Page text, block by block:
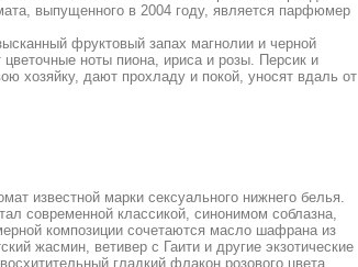
выпущенного в 2004 году, является парфюмер
фруктовый запах магнолии и черной
ноты пиона, ириса и розы. Персик и
хозяйку, дают прохладу и покой, уносят вдаль от
известной марки сексуального нижнего белья.
современной классикой, синонимом соблазна,
композиции сочетаются масло шафрана из
жасмин, ветивер с Гаити и другие экзотические
гладкий флакон розового цвета,